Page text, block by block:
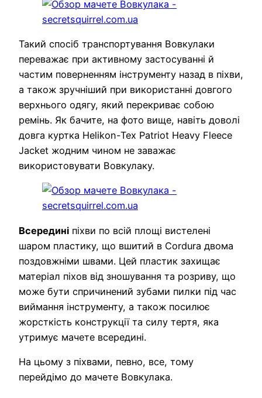
Такий спосіб транспортування Вовкулаки
переважає при активному застосуванні й
частим поверненням інструменту назад в піхви,
а також зручніший при використанні довгого
верхнього одягу, який перекриває собою
ремінь. Як бачите, на фото вище, навіть доволі
довга куртка Helikon-Tex Patriot Heavy Fleece
Jacket жодним чином не заважає
використовувати Вовкулаку.
Всередині піхви по всій площі вистелені
шаром пластику, що вшитий в Cordura двома
поздовжніми швами. Цей пластик захищає
матеріал піхов від зношування та розриву, що
може бути спричинений зубами пилки під час
виймання інструменту, а також посилює
жорсткість конструкції та силу тертя, яка
утримує мачете всередині.
На цьому з піхвами, певно, все, тому
перейдімо до мачете Вовкулака.